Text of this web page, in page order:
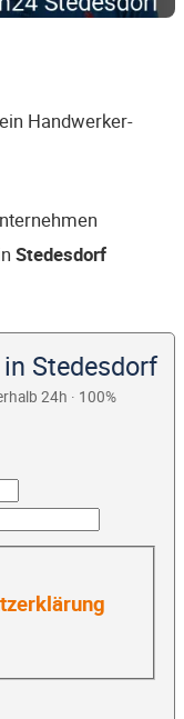
Handwerker-
Stedesdorf
Stedesdorf
24h · 100%